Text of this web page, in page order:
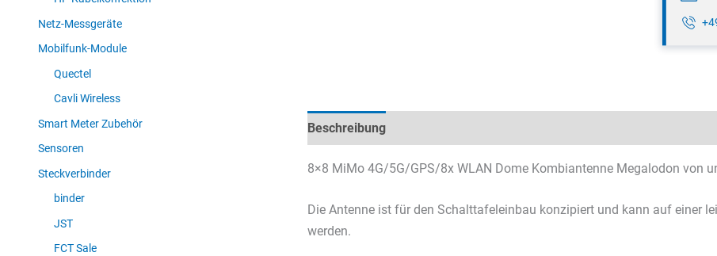
Netz-Messgeräte
Mobilfunk-Module
Quectel
Cavli Wireless
Smart Meter Zubehör
Sensoren
Steckverbinder
binder
JST
FCT Sale
Beschreibung
8×8 MiMo 4G/5G/GPS/8x WLAN Dome Kombiantenne Megalodon von
Die Antenne ist für den Schalttafeleinbau konzipiert und kann auf einer
werden.